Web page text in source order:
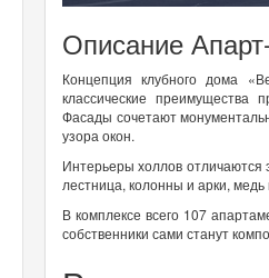
Описание
Концепция клубного дома
классические преимущества
Фасады сочетают
узора окон.
Интерьеры холлов отличаются
лестница, колонны и арки,
В комплексе всего 107
собственники сами станут